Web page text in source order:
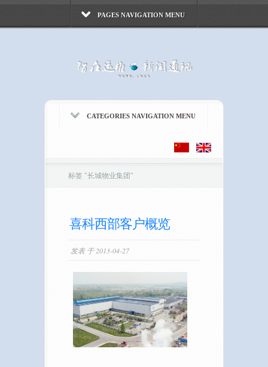
PAGES NAVIGATION MENU
CATEGORIES NAVIGATION MENU
标签 "长城物业集团"
喜科西部客户概览
发表 于 2013-04-27